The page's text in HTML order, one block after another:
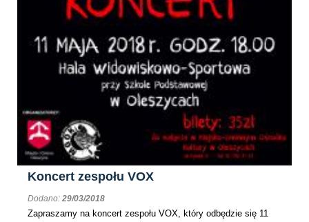
Koncert zespołu VOX
Dodano: 29/03/2018
Zapraszamy na koncert zespołu VOX, który odbędzie się 11